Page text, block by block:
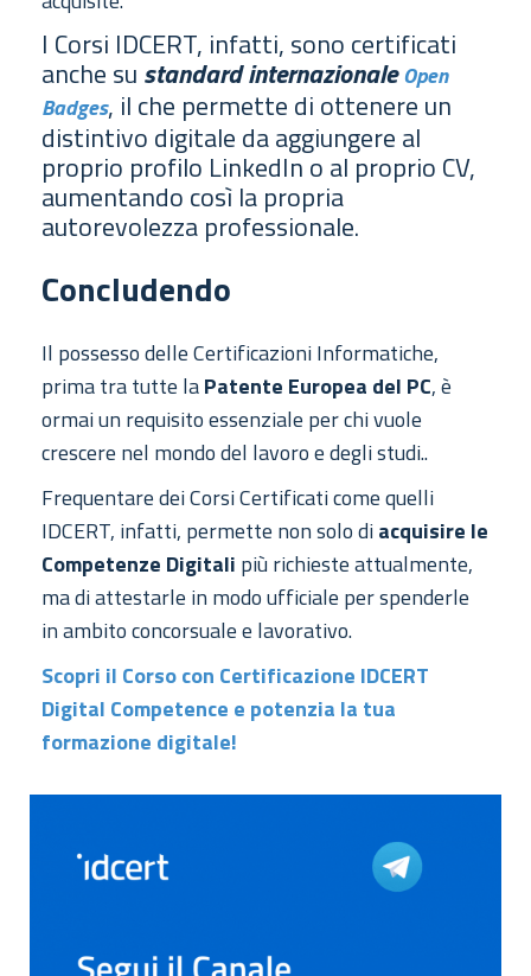
I Corsi IDCERT, infatti, sono certificati
anche su standard internazionaleOpen
Badges, il che permette di ottenere un
distintivo digitale da aggiungere al
proprio profilo LinkedIn o al proprio CV,
aumentando così la propria
autorevolezza professionale.
Concludendo
Il possesso delle Certificazioni Informatiche,
prima tra tutte laPatente Europea del PC, è
ormai un requisito essenziale per chi vuole
crescere nel mondo del lavoro e degli studi..
Frequentare dei Corsi Certificati come quelli
IDCERT, infatti, permette non solo diacquisire le
Competenze Digitali più richieste attualmente,
ma di attestarle in modo ufficiale per spenderle
in ambito concorsuale e lavorativo.
Scopri il Corso con Certificazione IDCERT
Digital Competence e potenzia la tua
formazione digitale!